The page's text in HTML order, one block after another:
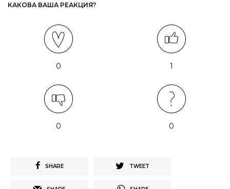
КАКОВА ВАША РЕАКЦИЯ?
0 1
0 0
SHARE TWEET